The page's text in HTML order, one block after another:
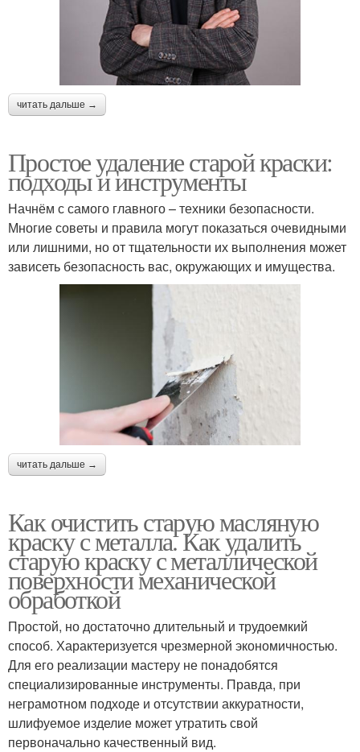
читать дальше →
Простое удаление старой краски:
подходы и инструменты
Начнём с самого главного – техники безопасности.
Многие советы и правила могут показаться очевидными
или лишними, но от тщательности их выполнения может
зависеть безопасность вас, окружающих и имущества.
читать дальше →
Как очистить старую масляную
краску с металла. Как удалить
старую краску с металлической
поверхности механической
обработкой
Простой, но достаточно длительный и трудоемкий
способ. Характеризуется чрезмерной экономичностью.
Для его реализации мастеру не понадобятся
специализированные инструменты. Правда, при
неграмотном подходе и отсутствии аккуратности,
шлифуемое изделие может утратить свой
первоначально качественный вид.